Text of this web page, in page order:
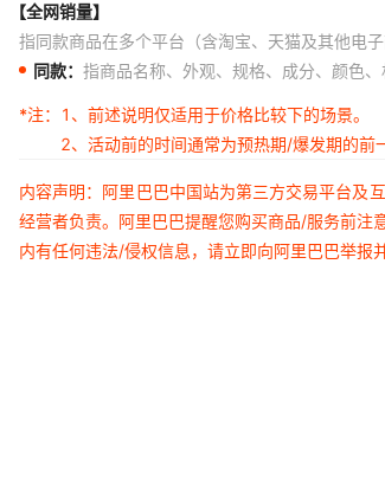
【全网销量】
指同款商品在多个平台（含淘宝、天猫及其他电
同款： 指商品名称、外观、规格、成分、颜色
*注：
1、前述说明仅适用于价格比较下的场景。
2、活动前的时间通常为预热期/爆发期的前
内容声明：阿里巴巴中国站为第三方交易平台及
经营者负责。阿里巴巴提醒您购买商品/服务前注
内有任何违法/侵权信息，请立即向阿里巴巴举报